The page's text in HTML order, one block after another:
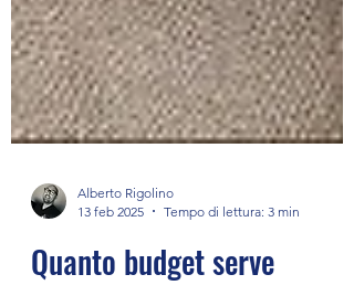
13 feb 2025
Tempo di lettura: 3 min